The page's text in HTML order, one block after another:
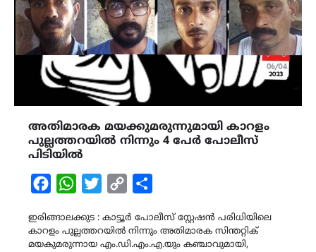
അതിമാരക മയക്കുമരുന്നുമായി കാറളം
പുല്ലത്തറയിൽ നിന്നും 4 പേർ പോലീസ്
പിടിയിൽ
FacebookWhatsAppTwitterCopy
ഇരിങ്ങാലക്കുട : കാട്ടൂർ പോലീസ് സ്റ്റേഷൻ പരിധിയിലെ
കാറളം പുല്ലത്തറയിൽ നിന്നും അതിമാരക സിന്തറ്റിക്
മയകുമരുന്നായ എം.ഡി.എം.എ.യും കഞ്ചാവുമായി,